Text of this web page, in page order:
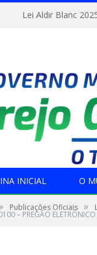
Lei Aldir Blanc
INICIAL O
Publicações Oficiais »
– PREGÃO